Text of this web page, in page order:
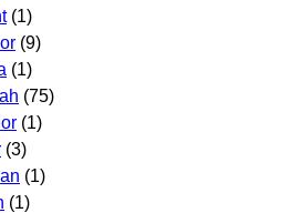
(1)
(9)
(1)
(75)
(1)
(3)
(1)
(1)